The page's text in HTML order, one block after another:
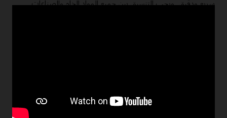
سريع ودقيق. ويجب التنسيق بين جميع المواد الخام والصناعات